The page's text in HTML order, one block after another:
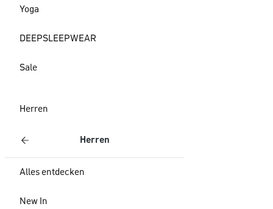
Yoga
DEEPSLEEPWEAR
Sale
Herren
Herren
Alles entdecken
New In